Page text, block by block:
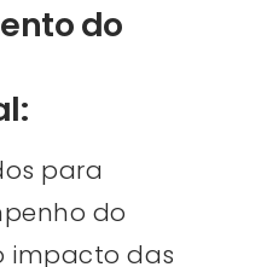
do
para
do
impacto das